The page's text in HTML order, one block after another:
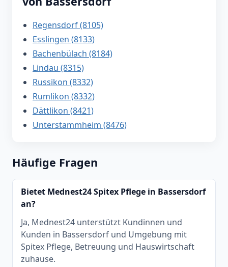
Regensdorf (8105)
Esslingen (8133)
Bachenbülach (8184)
Lindau (8315)
Russikon (8332)
Rumlikon (8332)
Dättlikon (8421)
Unterstammheim (8476)
Häufige Fragen
Bietet Mednest24 Spitex Pflege in Bassersdorf
an?
Ja, Mednest24 unterstützt Kundinnen und
Kunden in Bassersdorf und Umgebung mit
Spitex Pflege, Betreuung und Hauswirtschaft
zuhause.